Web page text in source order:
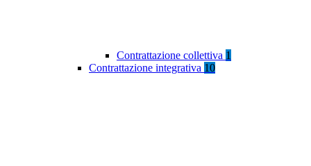
Contrattazione collettiva 1
Contrattazione integrativa 10